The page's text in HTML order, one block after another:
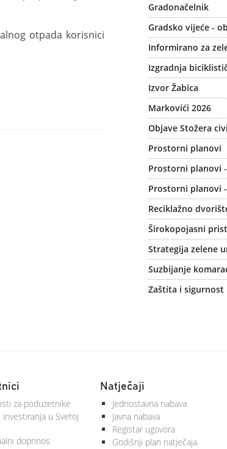
otpada korisnici
Gradonačelnik
Gradsko vijeće -
Informirano za
Izgradnja
Izvor Žabica
Markovići 2026
Objave Stožera
Prostorni planovi
Prostorni planovi
Prostorni planovi
Reciklažno
Širokopojasni
Strategija zelene
Suzbijanje
Zaštita i sigurnost
za poduzetnike
investiranja u Svetoj
doprinos
Natječaji
Jednostavna nabava
Javna nabava
Registar ugovora
Godišnji plan natječaja